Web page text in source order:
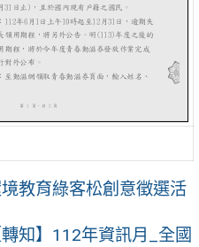
教育綠客松創意徵選活
轉知】112年資訊月_全國